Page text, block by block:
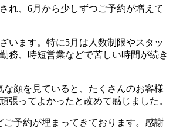
れ、6月から少しずつご予約が増えて
います。特に5月は人数制限やスタッ
務、時短営業などで苦しい時間が続き
な顔を見ていると、たくさんのお客様
張ってよかったと改めて感じました。
ご予約が埋まってきております。感謝